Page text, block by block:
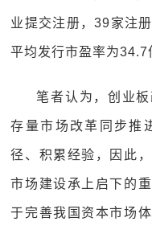
业提交注册，39家注
平均发行市盈率为34.7
笔者认为，创业
存量市场改革同步推
径、积累经验，因此
市场建设承上启下的
于完善我国资本市场